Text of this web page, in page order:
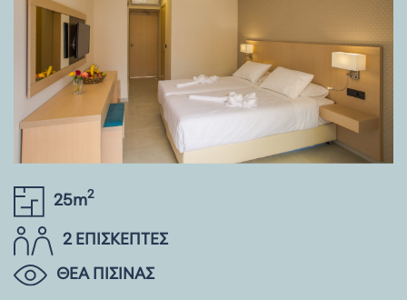
25m2
2 ΕΠΙΣΚΕΠΤΕΣ
ΘΕΑ ΠΙΣΙΝΑΣ